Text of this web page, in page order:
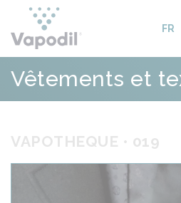
FR
Vêtements et
VAPOTHEQUE • 019